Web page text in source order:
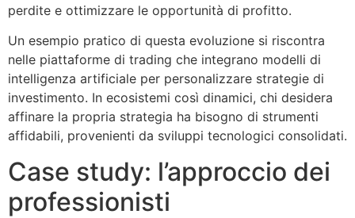
perdite e ottimizzare le opportunità di profitto.
Un esempio pratico di questa evoluzione si riscontra
nelle piattaforme di trading che integrano modelli di
intelligenza artificiale per personalizzare strategie di
investimento. In ecosistemi così dinamici, chi desidera
affinare la propria strategia ha bisogno di strumenti
affidabili, provenienti da sviluppi tecnologici consolidati.
Case study: l’approccio dei
professionisti